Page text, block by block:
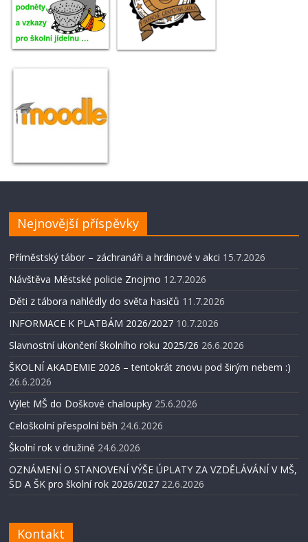
Nejnovější příspěvky
Příměstský tábor – záchranáři a hrdinové v akci 15.7.2026
Návštěva Městské policie Znojmo 12.7.2026
Děti z tábora nahlédly do světa hasičů 11.7.2026
INFORMACE K PLATBÁM 2026/2027 10.7.2026
Slavnostní ukončení školního roku 2025/26 26.6.2026
ŠKOLNÍ AKADEMIE 2026 – tentokrát znovu pod širým nebem :)
26.6.2026
Výlet MŠ do Doškové chaloupky 25.6.2026
Celoškolní přespolní běh 24.6.2026
Školní rok v družině 24.6.2026
OZNÁMENÍ O STANOVENÍ VÝŠE ÚPLATY ZA VZDĚLÁVÁNÍ V MŠ,
ŠD A ŠK pro školní rok 2026/2027 22.6.2026
Kontakt